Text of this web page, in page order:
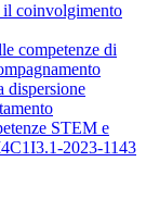
il coinvolgimento
competenze di
dispersione
STEM e
2023-1143